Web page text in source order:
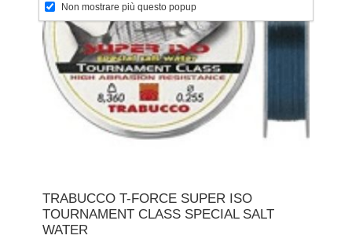
TRABUCCO T-FORCE SUPER ISO
TOURNAMENT CLASS SPECIAL SALT
WATER
Non mostrare più questo popup